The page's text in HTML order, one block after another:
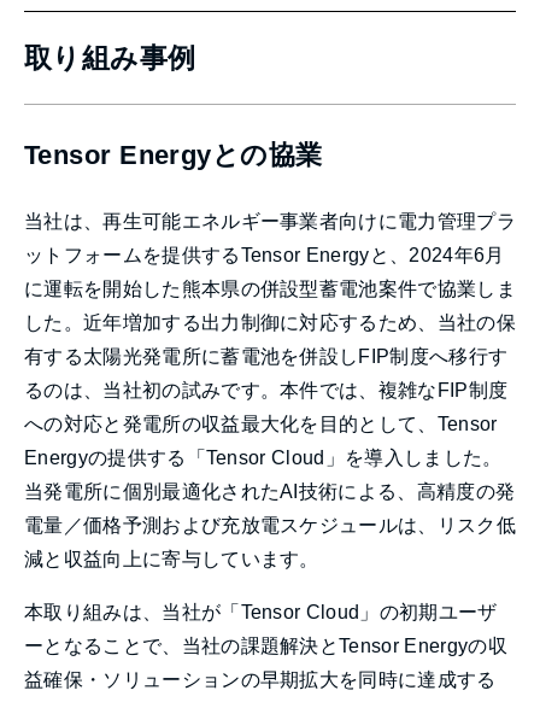
取り組み事例
Tensor Energyとの協業
当社は、再生可能エネルギー事業者向けに電力管理プラ
ットフォームを提供するTensor Energyと、2024年6月
に運転を開始した熊本県の併設型蓄電池案件で協業しま
した。近年増加する出力制御に対応するため、当社の保
有する太陽光発電所に蓄電池を併設しFIP制度へ移行す
るのは、当社初の試みです。本件では、複雑なFIP制度
への対応と発電所の収益最大化を目的として、Tensor
Energyの提供する「Tensor Cloud」を導入しました。
当発電所に個別最適化されたAI技術による、高精度の発
電量／価格予測および充放電スケジュールは、リスク低
減と収益向上に寄与しています。
本取り組みは、当社が「Tensor Cloud」の初期ユーザ
ーとなることで、当社の課題解決とTensor Energyの収
益確保・ソリューションの早期拡大を同時に達成する